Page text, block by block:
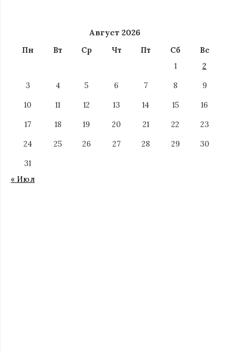
Август 2026
Пн Вт Ср Чт Пт Сб
Вс
1
2
3
4 5 6 7 8
9
10
11 12 13 14 15
16
17
18 19 20 21 22
23
24
25 26 27 28 29
30
31
« Июл